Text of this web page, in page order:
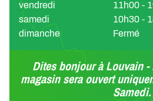
vendredi
11h00 -
samedi
10h30 -
dimanche
Fermé
Dites bonjour à Louvain
magasin sera ouvert
Samedi.